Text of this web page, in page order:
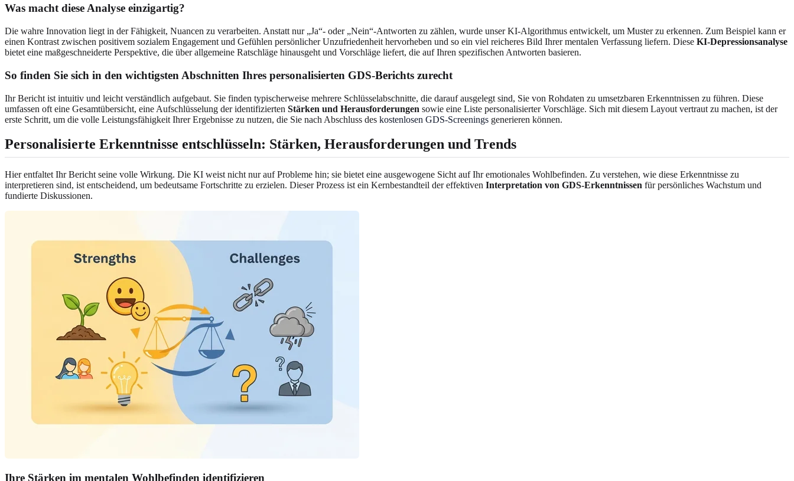
Was macht diese Analyse einzigartig?
Die wahre Innovation liegt in der Fähigkeit, Nuancen zu verarbeiten. Anstatt nur „Ja“- oder „Nein“-Antworten zu zählen, wurde unser KI-Algorithmus entwickelt, um Muster zu erkennen. Zum Beispiel kann er
einen Kontrast zwischen positivem sozialem Engagement und Gefühlen persönlicher Unzufriedenheit hervorheben und so ein viel reicheres Bild Ihrer mentalen Verfassung liefern. Diese KI-Depressionsanalyse
bietet eine maßgeschneiderte Perspektive, die über allgemeine Ratschläge hinausgeht und Vorschläge liefert, die auf Ihren spezifischen Antworten basieren.
So finden Sie sich in den wichtigsten Abschnitten Ihres personalisierten GDS-Berichts zurecht
Ihr Bericht ist intuitiv und leicht verständlich aufgebaut. Sie finden typischerweise mehrere Schlüsselabschnitte, die darauf ausgelegt sind, Sie von Rohdaten zu umsetzbaren Erkenntnissen zu führen. Diese
umfassen oft eine Gesamtübersicht, eine Aufschlüsselung der identifizierten Stärken und Herausforderungen sowie eine Liste personalisierter Vorschläge. Sich mit diesem Layout vertraut zu machen, ist der
erste Schritt, um die volle Leistungsfähigkeit Ihrer Ergebnisse zu nutzen, die Sie nach Abschluss des kostenlosen GDS-Screenings generieren können.
Personalisierte Erkenntnisse entschlüsseln: Stärken, Herausforderungen und Trends
Hier entfaltet Ihr Bericht seine volle Wirkung. Die KI weist nicht nur auf Probleme hin; sie bietet eine ausgewogene Sicht auf Ihr emotionales Wohlbefinden. Zu verstehen, wie diese Erkenntnisse zu
interpretieren sind, ist entscheidend, um bedeutsame Fortschritte zu erzielen. Dieser Prozess ist ein Kernbestandteil der effektiven Interpretation von GDS-Erkenntnissen für persönliches Wachstum und
fundierte Diskussionen.
Ihre Stärken im mentalen Wohlbefinden identifizieren